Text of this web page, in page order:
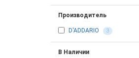
Производитель
D'ADDARIO 3
В Наличии